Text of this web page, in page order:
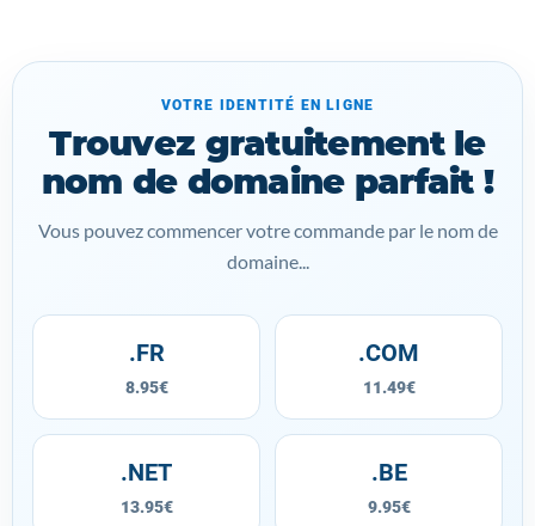
VOTRE IDENTITÉ EN LIGNE
Trouvez gratuitement le
nom de domaine parfait !
Vous pouvez commencer votre commande par le nom de
domaine...
.FR
8.95€
.COM
11.49€
.NET
13.95€
.BE
9.95€